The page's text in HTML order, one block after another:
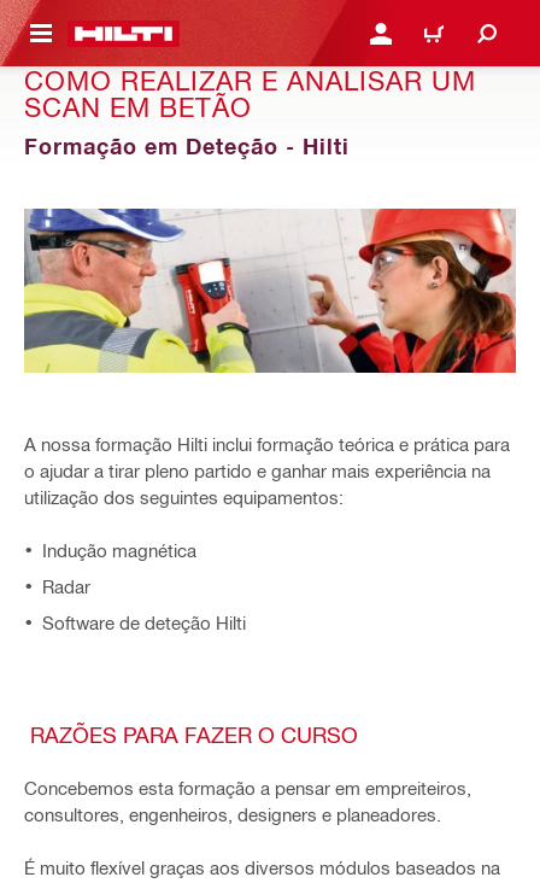
CONTENT ENTRAR OU REGISTAR
CARRINHO
COMO REALIZAR E ANALISAR UM
SCAN EM BETÃO
Formação em Deteção - Hilti
A nossa formação Hilti inclui formação teórica e prática para
o ajudar a tirar pleno partido e ganhar mais experiência na
utilização dos seguintes equipamentos:
Indução magnética
Radar
Software de deteção Hilti
RAZÕES PARA FAZER O CURSO
Concebemos esta formação a pensar em empreiteiros,
consultores, engenheiros, designers e planeadores.
É muito flexível graças aos diversos módulos baseados na